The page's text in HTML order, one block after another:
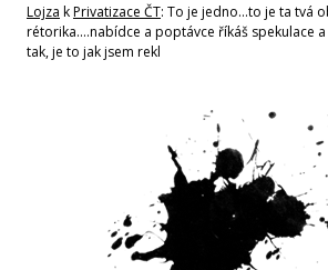
Lojza kPrivatizace ČT: To je jedno...to je ta tvá
rétorika....nabídce a poptávce říkáš spekulace
tak, je to jak jsem rekl